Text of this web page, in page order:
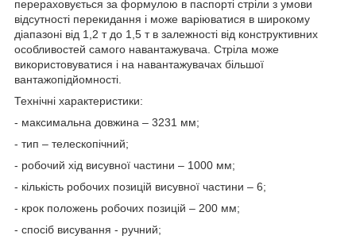
перераховується за формулою в паспорті стріли з умови
відсутності перекидання і може варіюватися в широкому
діапазоні від 1,2 т до 1,5 т в залежності від конструктивних
особливостей самого навантажувача. Стріла може
використовуватися і на навантажувачах більшої
вантажопідйомності.
Технічні характеристики:
- максимальна довжина – 3231 мм;
- тип – телескопічний;
- робочий хід висувної частини – 1000 мм;
- кількість робочих позицій висувної частини – 6;
- крок положень робочих позицій – 200 мм;
- спосіб висування - ручний;